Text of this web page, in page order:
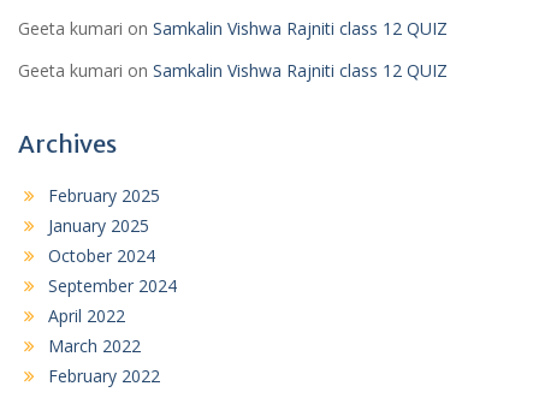
Geeta kumari on Samkalin Vishwa Rajniti class 12 QUIZ
Geeta kumari on Samkalin Vishwa Rajniti class 12 QUIZ
Archives
February 2025
January 2025
October 2024
September 2024
April 2022
March 2022
February 2022